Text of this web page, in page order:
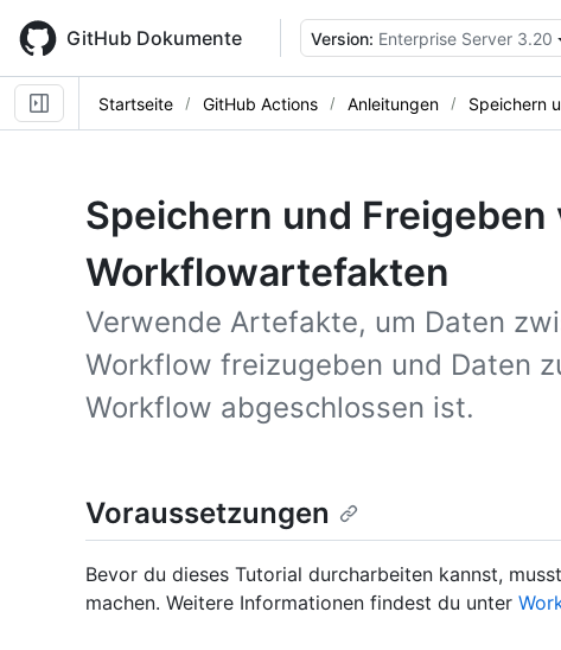
main
content
GitHub Dokumente Version: Enterprise Server 3.20
Startseite GitHub Actions Anleitungen Speichern
Speichern und Freigeben
Workflowartefakten
Verwende Artefakte, um Daten
Workflow freizugeben und Daten
Workflow abgeschlossen ist.
Voraussetzungen
Bevor du dieses Tutorial durcharbeiten kannst,
machen. Weitere Informationen findest du unter